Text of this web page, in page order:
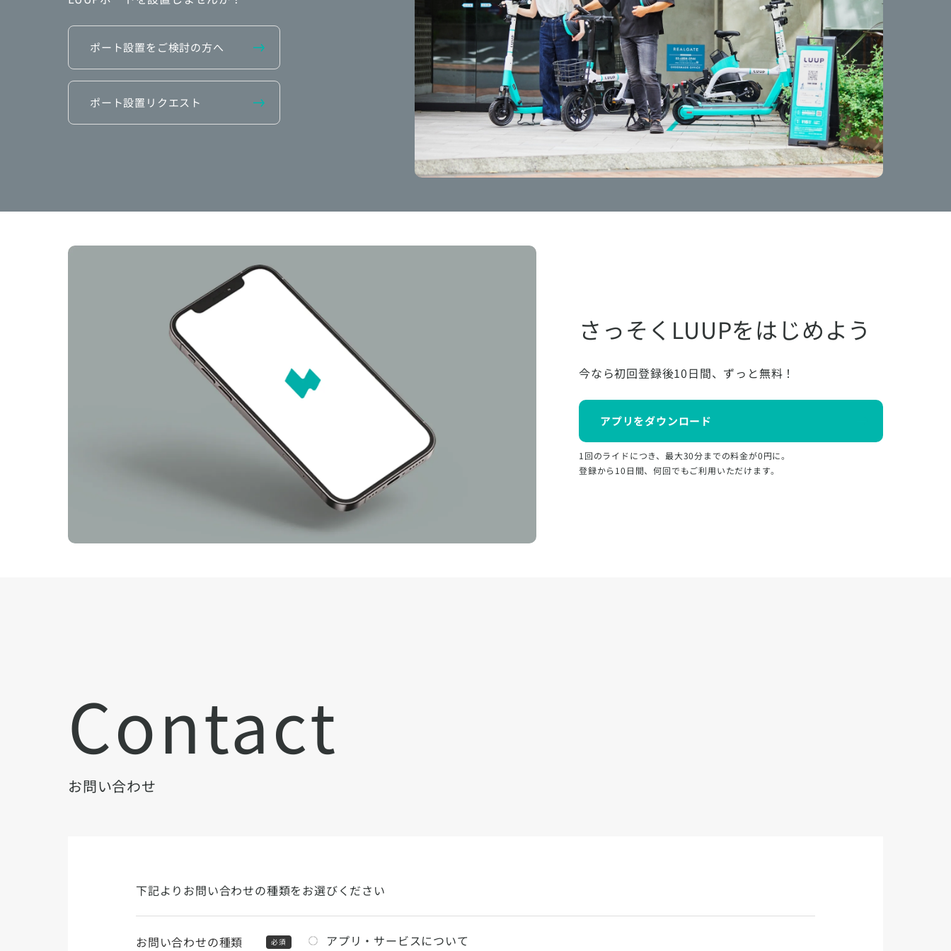
ポート設置をご検討の方へ
ポート設置リクエスト
さっそくLUUPをはじめよう
今なら初回登録後10日間、ずっと無料！
アプリをダウンロード
1回のライドにつき、最大30分までの料金が0円に。
登録から10日間、何回でもご利用いただけます。
Contact
お問い合わせ
下記よりお問い合わせの種類をお選びください
お問い合わせの種類 必須 アプリ・サービスについて